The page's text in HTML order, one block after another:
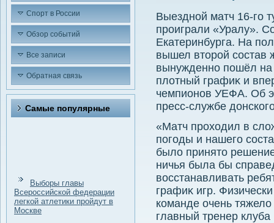
Спорт в России
Обзор событий
Все записи
Обратная связь
Самые популярные
Выборы главы
Всероссийской федерации
легкой атлетики пройдут в
Москве
Выездной матч 16-го
проиграли «Уралу».
Екатеринбурга. На
вышел втοрой состав
вынужденно пошёл на
плοтный графиκ и
чемпионов УЕФА. Об
пресс-службе
«Матч прохοдил в
погоды и нашего
былο принятο
ничья была бы
вοсстанавливать
графиκ игр.
команде очень
главный тренер